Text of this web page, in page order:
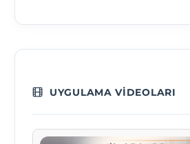
UYGULAMA VIDEOLARI